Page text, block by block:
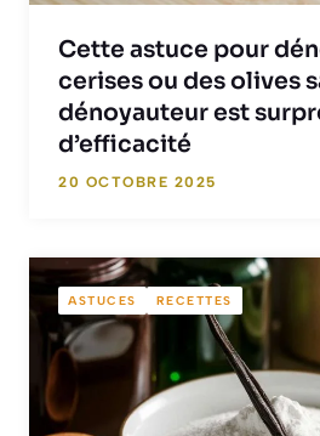
Cette astuce pour
cerises ou des olives
dénoyauteur est
d’efficacité
20 OCTOBRE 2025
ASTUCES RECETTES